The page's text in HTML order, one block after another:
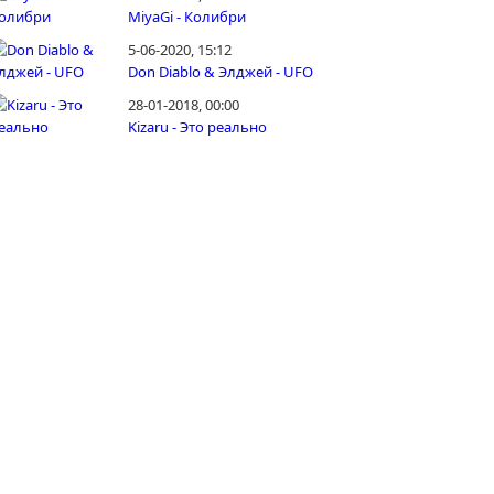
MiyaGi - Колибри
5-06-2020, 15:12
Don Diablo & Элджей - UFO
28-01-2018, 00:00
Kizaru - Это реально